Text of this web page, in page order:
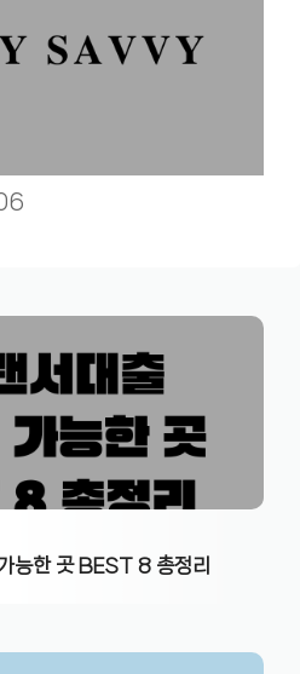
능한 곳 BEST 8 총정리